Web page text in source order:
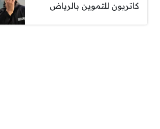
كاتريون للتموين بالرياض